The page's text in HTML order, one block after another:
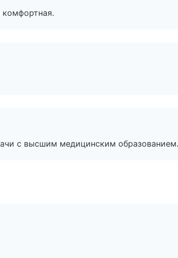
с высшим медицинским образованием.